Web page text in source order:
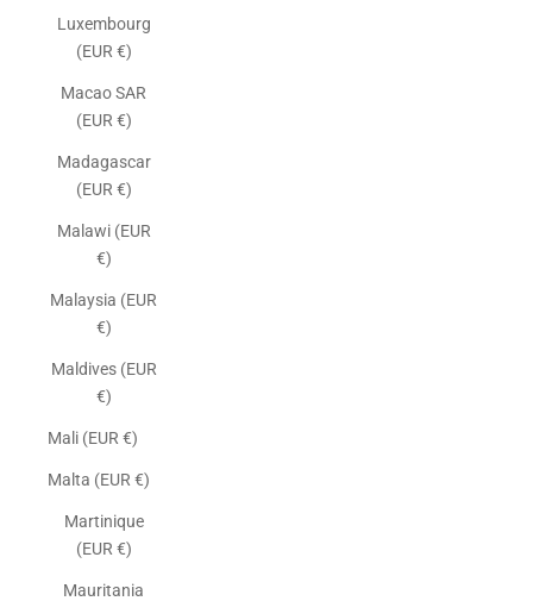
Luxembourg
(EUR €)
Macao SAR
(EUR €)
Madagascar
(EUR €)
Malawi (EUR
€)
Malaysia (EUR
€)
Maldives (EUR
€)
Mali (EUR €)
Malta (EUR €)
Martinique
(EUR €)
Mauritania